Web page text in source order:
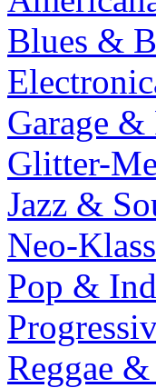
Blues &
Garage &
Glitter-
Jazz &
Neo-
Pop &
Reggae